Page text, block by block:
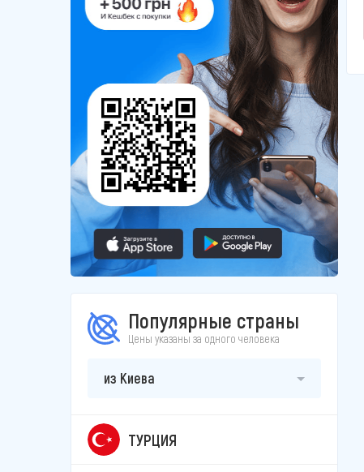
Популярные страны
Цены указаны за одного человека
из Киева
ТУРЦИЯ